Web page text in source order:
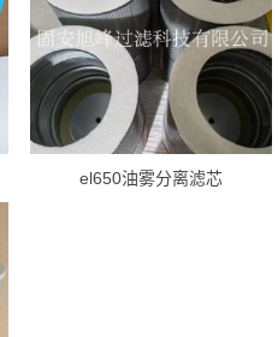
el650油雾分离滤芯